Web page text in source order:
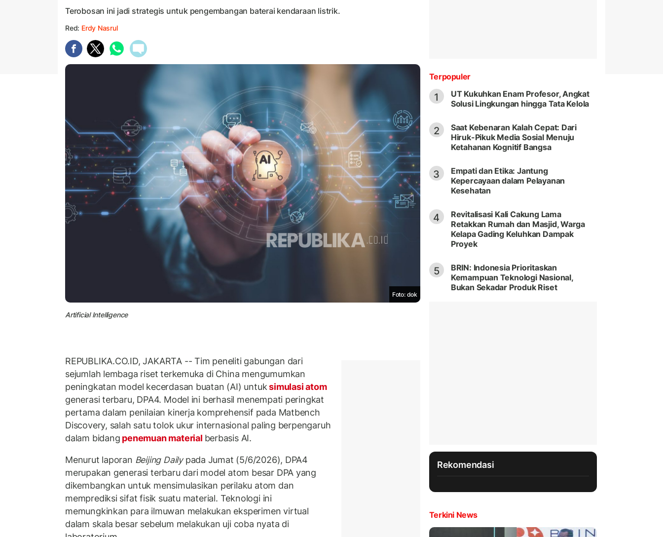
Terobosan ini jadi strategis untuk pengembangan baterai kendaraan listrik.
Red: Erdy Nasrul
Foto: dok
Artificial Intelligence
REPUBLIKA.CO.ID, JAKARTA -- Tim peneliti gabungan dari
sejumlah lembaga riset terkemuka di China mengumumkan
peningkatan model kecerdasan buatan (AI) untuksimulasi atom
generasi terbaru, DPA4. Model ini berhasil menempati peringkat
pertama dalam penilaian kinerja komprehensif pada Matbench
Discovery, salah satu tolok ukur internasional paling berpengaruh
dalam bidang penemuan material berbasis AI.
Menurut laporan Beijing Dailypada Jumat (5/6/2026), DPA4
merupakan generasi terbaru dari model atom besar DPA yang
dikembangkan untuk mensimulasikan perilaku atom dan
memprediksi sifat fisik suatu material. Teknologi ini
memungkinkan para ilmuwan melakukan eksperimen virtual
dalam skala besar sebelum melakukan uji coba nyata di
Terpopuler
1
UT Kukuhkan Enam Profesor, Angkat
Solusi Lingkungan hingga Tata Kelola
2
Saat Kebenaran Kalah Cepat: Dari
Hiruk-Pikuk Media Sosial Menuju
Ketahanan Kognitif Bangsa
3
Empati dan Etika: Jantung
Kepercayaan dalam Pelayanan
Kesehatan
4
Revitalisasi Kali Cakung Lama
Retakkan Rumah dan Masjid, Warga
Kelapa Gading Keluhkan Dampak
Proyek
5
BRIN: Indonesia Prioritaskan
Kemampuan Teknologi Nasional,
Bukan Sekadar Produk Riset
Rekomendasi
Terkini News